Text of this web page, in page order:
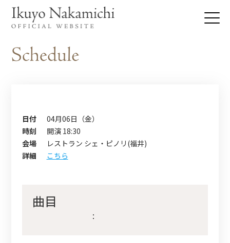
日付
04月06日（金）
時刻
開演 18:30
会場
レストラン シェ・ピノリ(福井)
詳細
こちら
曲目
：